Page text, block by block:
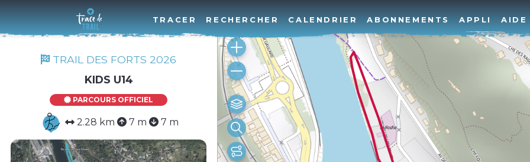
TRACER RECHERCHER CALENDRIER ABONNEMENTS APPLI AIDE
TRAIL DES FORTS 2026
KIDS U14
PARCOURS OFFICIEL
2.28 km 7 m 7 m